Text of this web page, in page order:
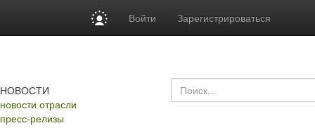
Войти Зарегистрироваться
НОВОСТИ
новости отрасли
пресс-релизы